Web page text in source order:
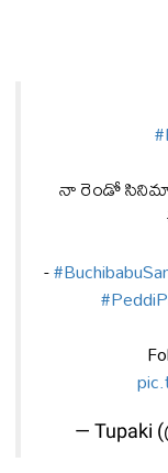
నా రెండో సినిమాకే
-
— Tupaki